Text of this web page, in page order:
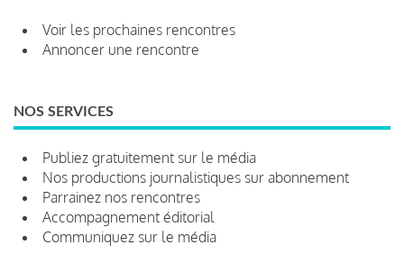
Voir les prochaines rencontres
Annoncer une rencontre
NOS SERVICES
Publiez gratuitement sur le média
Nos productions journalistiques sur abonnement
Parrainez nos rencontres
Accompagnement éditorial
Communiquez sur le média